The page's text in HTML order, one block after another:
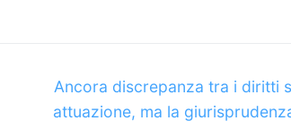
Articolo
successivo:
Ancora discrepanza tra i diritti
attuazione, ma la